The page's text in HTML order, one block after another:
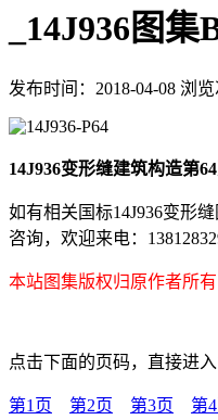
_14J936图集
发布时间：2018-04-08 浏
14J936变形缝建筑构造第
如有相关国标14J936变形
咨询，欢迎来电：
本站图集版权归原作者所
点击下面的页码，直接进入
第1页 第2页 第3页 第